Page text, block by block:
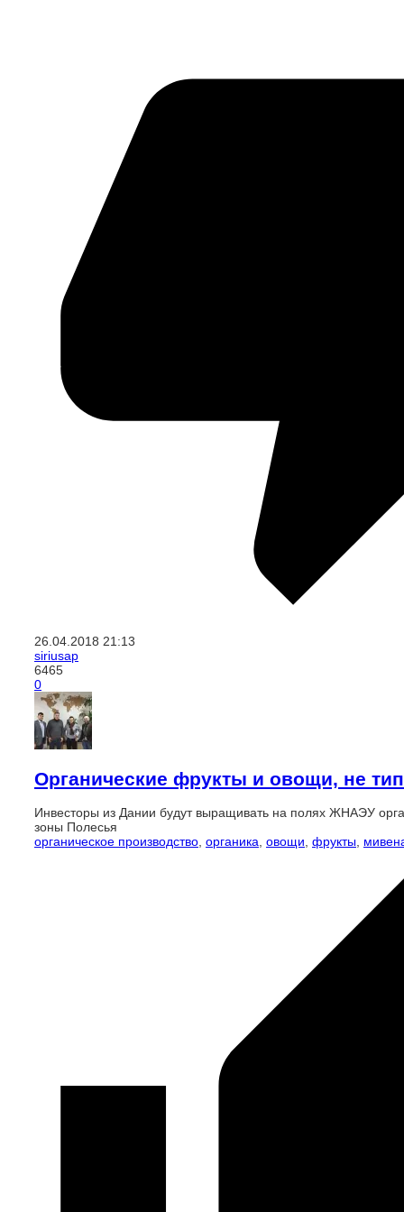
26.04.2018 21:13
siriusap
6465
0
Органические фрукты и овощи, не
Инвесторы из Дании будут выращивать на полях ЖНАЭУ
зоны Полесья
органическое производство органика овощи фрукты